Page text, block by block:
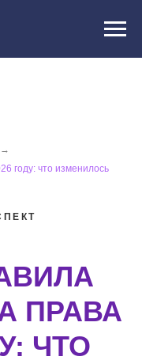
→
году: что изменилось
ПРАВА
ЧТО